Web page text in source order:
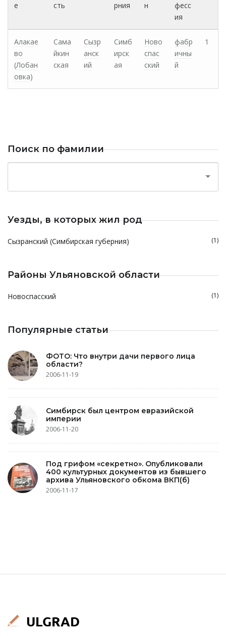
е
сть
рния
н
фесс
ия
Алакае
во
(Лобан
овка)
Сама
йкин
ская
Сызр
анск
ий
Симб
ирск
ая
Ново
спас
ский
фабр
ичны
й
1
Поиск по фамилии
Уезды, в которых жил род
Сызранский (Симбирская губерния) (1)
Районы Ульяновской области
Новоспасский (1)
Популярные статьи
ФОТО: Что внутри дачи первого лица
области?
2006-11-19
Симбирск был центром евразийской
империи
2006-11-20
Под грифом «секретно». Опубликовали
400 культурных документов из бывшего
архива Ульяновского обкома ВКП(б)
2006-11-17